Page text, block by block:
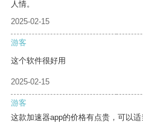
人情。
2025-02-15
游客
这个软件很好用
2025-02-15
游客
这款加速器app的价格有点贵，可以